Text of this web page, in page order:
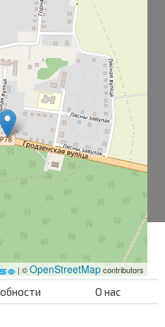
| ©OpenStreetMapcontributors
О нас